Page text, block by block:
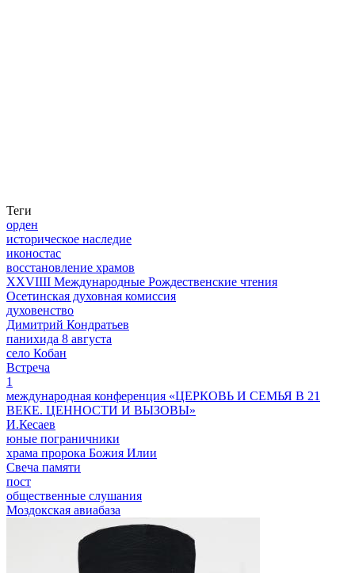
Теги
орден
историческое наследие
иконостас
восстановление храмов
XXVIIII Международные Рождественские чтения
Осетинская духовная комиссия
духовенство
Димитрий Кондратьев
панихида 8 августа
село Кобан
Встреча
1
международная конференция «ЦЕРКОВЬ И СЕМЬЯ В 21
ВЕКЕ. ЦЕННОСТИ И ВЫЗОВЫ»
И.Кесаев
юные пограничники
храма пророка Божия Илии
Свеча памяти
пост
общественные слушания
Моздокская авиабаза